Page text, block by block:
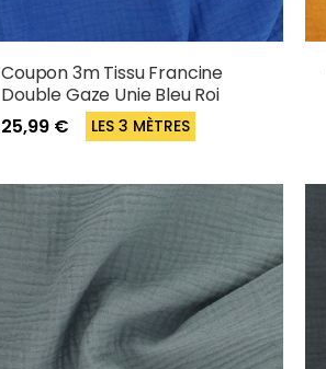
Coupon 3m Tissu Francine
Double Gaze Unie Bleu Roi
25,99 €
LES 3 MÈTRES